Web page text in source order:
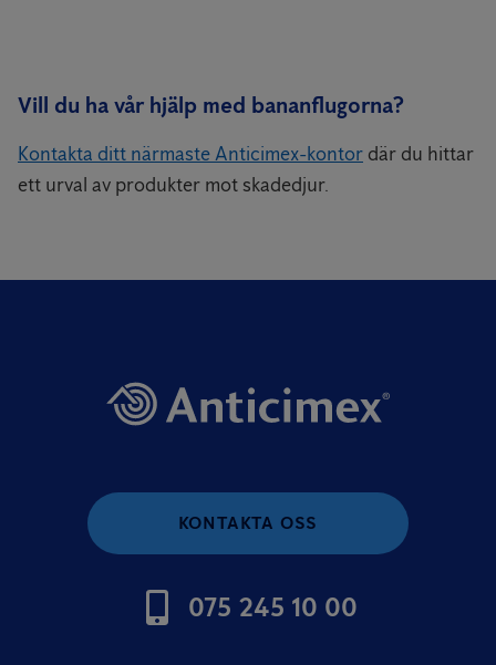
Vill du ha vår hjälp med bananflugorna?
Kontakta ditt närmaste Anticimex-kontor där du hittar
ett urval av produkter mot skadedjur.
KONTAKTA OSS
075 245 10 00